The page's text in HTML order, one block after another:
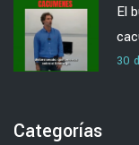
El
30
Categorías